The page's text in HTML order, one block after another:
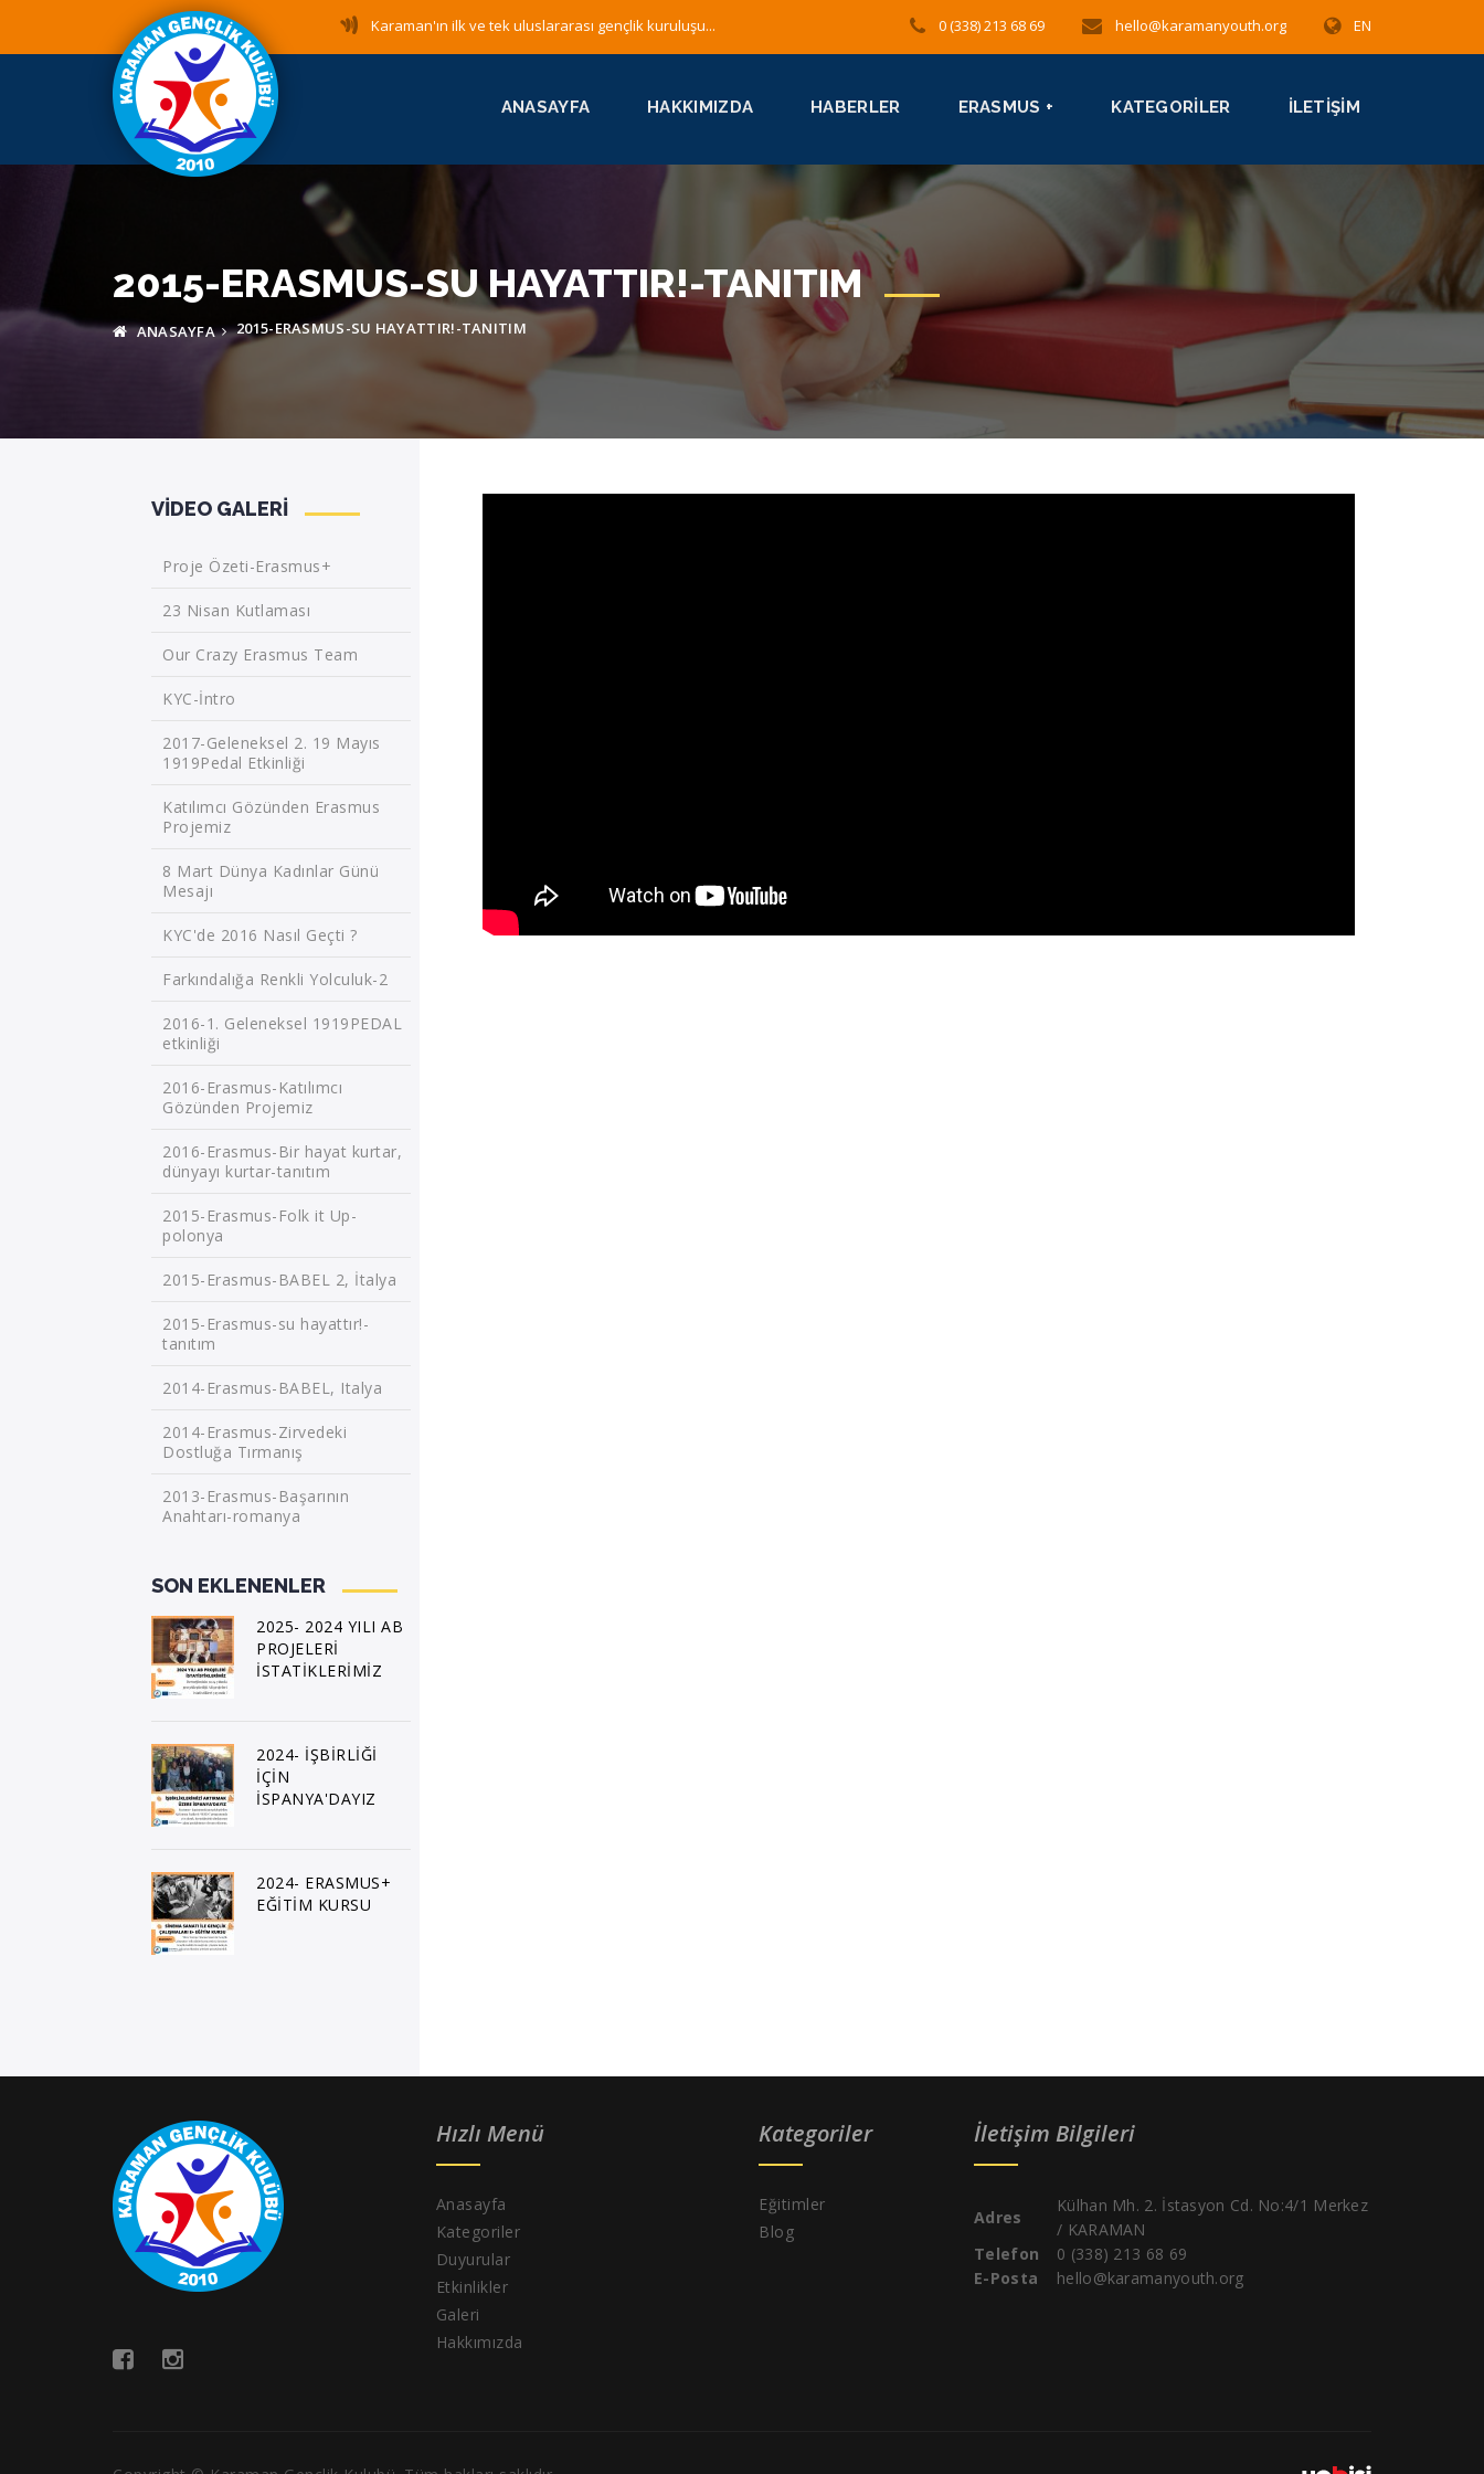
ANASAYFA HAKKIMIZDA HABERLER ERASMUS + KATEGORILER İLETIŞIM
Karaman'ın ilk ve tek uluslararası gençlik kuruluşu... 0 (338) 213 68 69 hello@karamanyouth.org EN
2015-ERASMUS-SU HAYATTIR!-TANITIM
ANASAYFA 2015-ERASMUS-SU HAYATTIR!-TANITIM
VIDEO GALERI
Proje Özeti-Erasmus+
23 Nisan Kutlaması
Our Crazy Erasmus Team
KYC-İntro
2017-Geleneksel 2. 19 Mayıs
1919Pedal Etkinliği
Katılımcı Gözünden Erasmus
Projemiz
8 Mart Dünya Kadınlar Günü
Mesajı
KYC'de 2016 Nasıl Geçti ?
Farkındalığa Renkli Yolculuk-2
2016-1. Geleneksel 1919PEDAL
etkinliği
2016-Erasmus-Katılımcı
Gözünden Projemiz
2016-Erasmus-Bir hayat kurtar,
dünyayı kurtar-tanıtım
2015-Erasmus-Folk it Up-
polonya
2015-Erasmus-BABEL 2, İtalya
2015-Erasmus-su hayattır!-
tanıtım
2014-Erasmus-BABEL, Italya
2014-Erasmus-Zirvedeki
Dostluğa Tırmanış
2013-Erasmus-Başarının
Anahtarı-romanya
SON EKLENENLER
2025- 2024 YILI AB
PROJELERİ
İSTATİKLERİMİZ
2024- İŞBİRLİĞİ
İÇİN
İSPANYA'DAYIZ
2024- ERASMUS+
EĞİTİM KURSU
Hızlı Menü
Anasayfa
Kategoriler
Duyurular
Etkinlikler
Galeri
Hakkımızda
Kategoriler
Eğitimler
Blog
İletişim Bilgileri
Adres
Külhan Mh. 2. İstasyon Cd. No:4/1 Merkez
/ KARAMAN
Telefon
0 (338) 213 68 69
E-Posta
hello@karamanyouth.org